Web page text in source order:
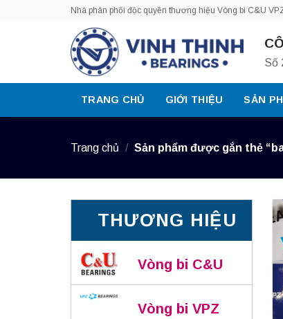
Nhà phân phối độc quyền thương hiệu Vòng bi C&U
Số
TRANG CHỦ GIỚI THIỆU SẢN
Trang chủ / Sản phẩm được gắn thẻ
THƯƠNG HIỆU
Vòng bi C&U
Vòng bi VPZ